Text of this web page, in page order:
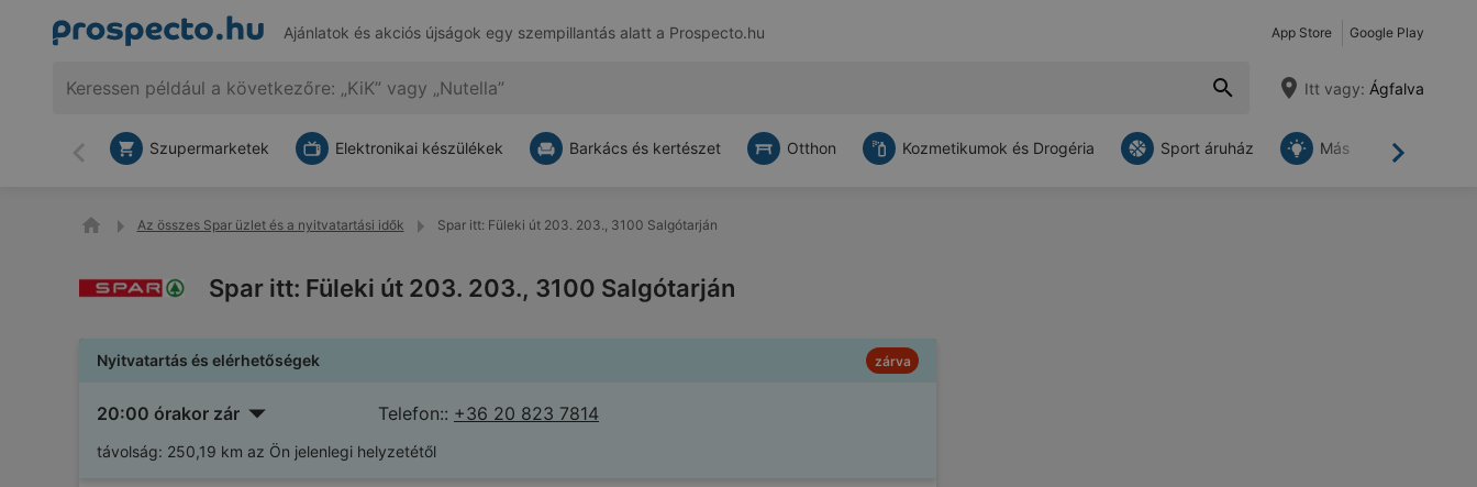
Ajánlatok és akciós újságok egy szempillantás alatt a Prospecto.hu App Store Google Play
Itt vagy: Ágfalva
Vissza Tovább
Szupermarketek Elektronikai készülékek Barkács és kertészet Otthon Kozmetikumok és Drogéria Sport áruház Más
Az összes Spar üzlet és a nyitvatartási idők Spar itt: Füleki út 203. 203., 3100 Salgótarján
Spar itt: Füleki út 203. 203., 3100 Salgótarján
Nyitvatartás és elérhetőségek zárva
20:00 órakor zár Telefon:: +36 20 823 7814
távolság: 250,19 km az Ön jelenlegi helyzetétől